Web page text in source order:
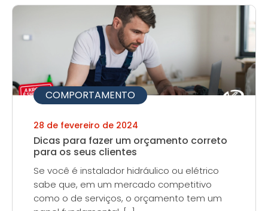
COMPORTAMENTO
28 de fevereiro de 2024
Dicas para fazer um orçamento correto
para os seus clientes
Se você é instalador hidráulico ou elétrico
sabe que, em um mercado competitivo
como o de serviços, o orçamento tem um